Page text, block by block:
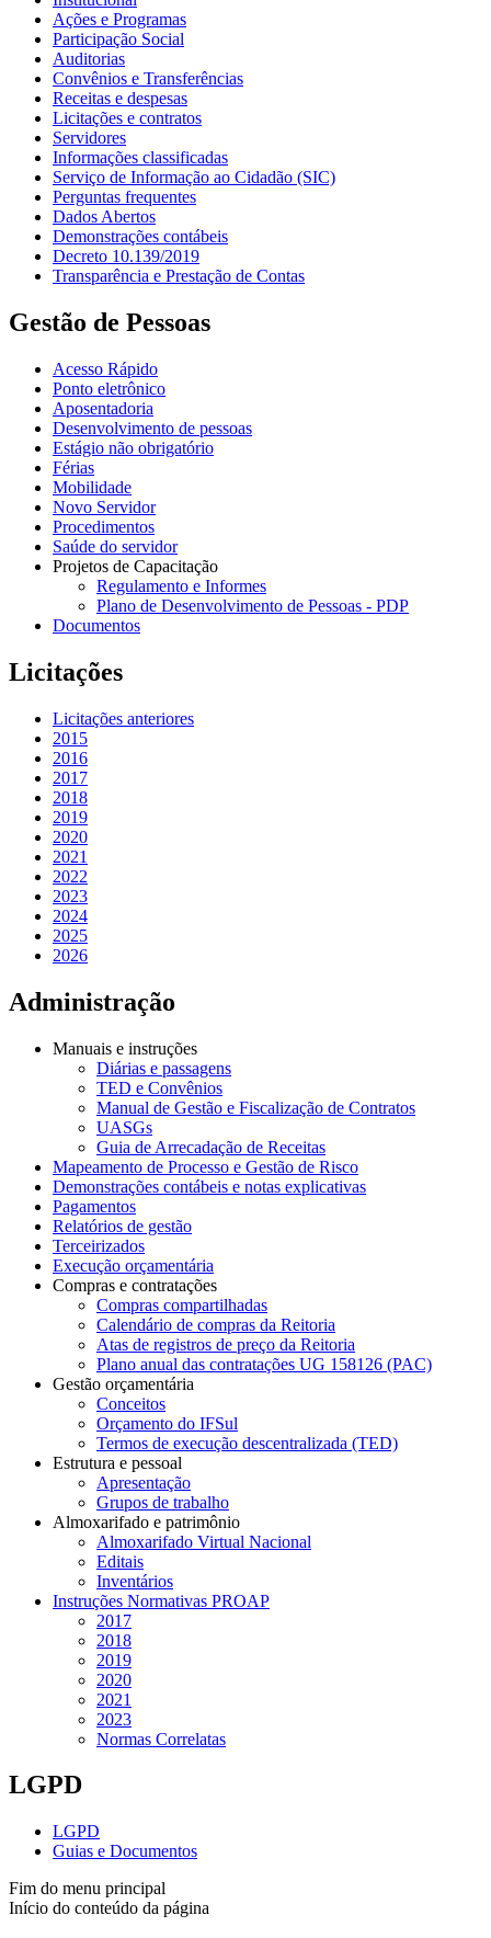
Ações e Programas
Participação Social
Auditorias
Convênios e Transferências
Receitas e despesas
Licitações e contratos
Servidores
Informações classificadas
Serviço de Informação ao Cidadão (SIC)
Perguntas frequentes
Dados Abertos
Demonstrações contábeis
Decreto 10.139/2019
Transparência e Prestação de Contas
Gestão de Pessoas
Acesso Rápido
Ponto eletrônico
Aposentadoria
Desenvolvimento de pessoas
Estágio não obrigatório
Férias
Mobilidade
Novo Servidor
Procedimentos
Saúde do servidor
Projetos de Capacitação
Regulamento e Informes
Plano de Desenvolvimento de Pessoas - PDP
Documentos
Licitações
Licitações anteriores
2015
2016
2017
2018
2019
2020
2021
2022
2023
2024
2025
2026
Administração
Manuais e instruções
Diárias e passagens
TED e Convênios
Manual de Gestão e Fiscalização de Contratos
UASGs
Guia de Arrecadação de Receitas
Mapeamento de Processo e Gestão de Risco
Demonstrações contábeis e notas explicativas
Pagamentos
Relatórios de gestão
Terceirizados
Execução orçamentária
Compras e contratações
Compras compartilhadas
Calendário de compras da Reitoria
Atas de registros de preço da Reitoria
Plano anual das contratações UG 158126 (PAC)
Gestão orçamentária
Conceitos
Orçamento do IFSul
Termos de execução descentralizada (TED)
Estrutura e pessoal
Apresentação
Grupos de trabalho
Almoxarifado e patrimônio
Almoxarifado Virtual Nacional
Editais
Inventários
Instruções Normativas PROAP
2017
2018
2019
2020
2021
2023
Normas Correlatas
LGPD
LGPD
Guias e Documentos
Fim do menu principal
Início do conteúdo da página